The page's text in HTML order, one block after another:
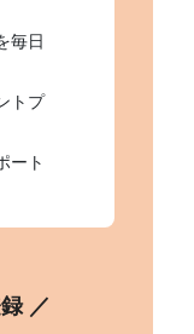
毎日
トプ
ート
／